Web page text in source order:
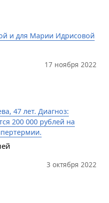
и для Марии Идрисовой
17 ноября 2022
47 лет. Диагноз:
200 000 рублей на
3 октября 2022